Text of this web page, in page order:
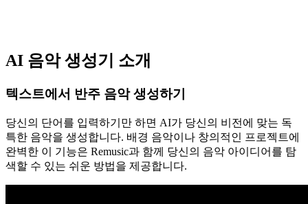
AI 음악 생성기 소개
텍스트에서 반주 음악 생성하기
당신의 단어를 입력하기만 하면 AI가 당신의 비전에 맞는 독
특한 음악을 생성합니다. 배경 음악이나 창의적인 프로젝트에
완벽한 이 기능은 Remusic과 함께 당신의 음악 아이디어를 탐
색할 수 있는 쉬운 방법을 제공합니다.